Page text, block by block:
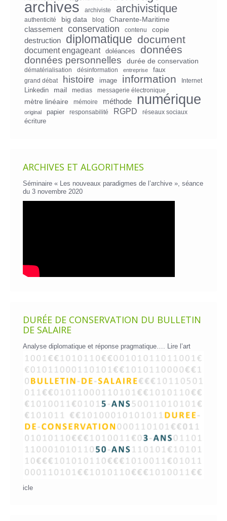
archives archiviste archivistique
authenticité big data blog
Charente-Maritime
classement
conservation contenu
copie
destruction
diplomatique document
document engageant doléances données
données personnelles durée de conservation
dématérialisation désinformation entreprise faux
grand débat histoire image information Internet
Linkedin mail medias messagerie électronique
mètre linéaire mémoire méthode numérique
original papier responsabilité RGPD réseaux sociaux
écriture
ARCHIVES ET ALGORITHMES
Séminaire « Les nouveaux paradigmes de l’archive », séance
du 3 novembre 2020
DURÉE DE CONSERVATION DU BULLETIN
DE SALAIRE
Analyse diplomatique et réponse pragmatique…. Lire l’art
icle